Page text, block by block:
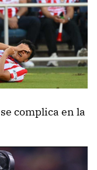
complica en la